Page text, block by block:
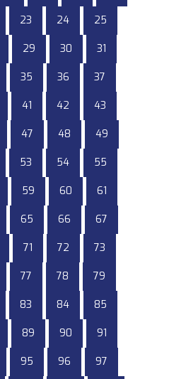
23 24 25
29 30 31
35 36 37
41 42 43
47 48 49
53 54 55
59 60 61
65 66 67
71 72 73
77 78 79
83 84 85
89 90 91
95 96 97